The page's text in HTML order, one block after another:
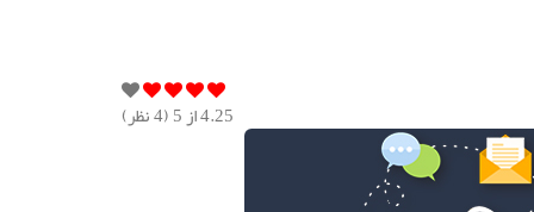
4.25از 5 ( 4نظر)